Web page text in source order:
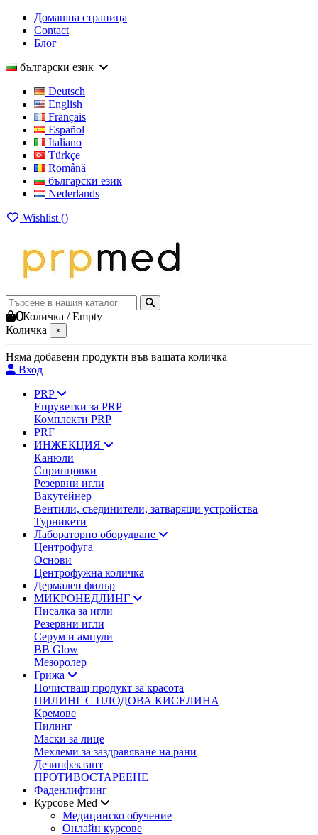
Домашна страница
Contact
Блог
български език
Deutsch
English
Français
Español
Italiano
Türkçe
Română
български език
Nederlands
Wishlist ()
0Количка /Empty
Количка
×
Няма добавени продукти във вашата количка
Вход
PRP
Епруветки за PRP
Комплекти PRP
PRF
ИНЖЕКЦИЯ
Канюли
Спринцовки
Резервни игли
Вакутейнер
Вентили, съединители, затварящи устройства
Турникети
Лабораторно оборудване
Центрофуга
Основи
Центрофужна количка
Дермален филър
МИКРОНЕДЛИНГ
Писалка за игли
Резервни игли
Серум и ампули
BB Glow
Мезоролер
Грижа
Почистващ продукт за красота
ПИЛИНГ С ПЛОДОВА КИСЕЛИНА
Кремове
Пилинг
Маски за лице
Мехлеми за заздравяване на рани
Дезинфектант
ПРОТИВОСТАРЕЕНЕ
Фаденлифтинг
Курсове Med
Медицинско обучение
Онлайн курсове